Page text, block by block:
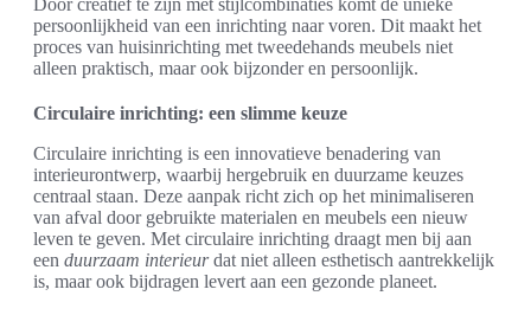
Door creatief te zijn met stijlcombinaties komt de unieke
persoonlijkheid van een inrichting naar voren. Dit maakt het
proces van huisinrichting met tweedehands meubels niet
alleen praktisch, maar ook bijzonder en persoonlijk.
Circulaire inrichting: een slimme keuze
Circulaire inrichting is een innovatieve benadering van
interieurontwerp, waarbij hergebruik en duurzame keuzes
centraal staan. Deze aanpak richt zich op het minimaliseren
van afval door gebruikte materialen en meubels een nieuw
leven te geven. Met circulaire inrichting draagt men bij aan
een duurzaam interieurdat niet alleen esthetisch aantrekkelijk
is, maar ook bijdragen levert aan een gezonde planeet.